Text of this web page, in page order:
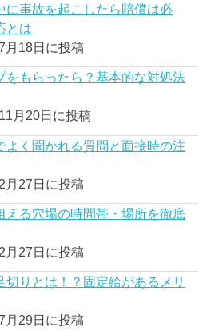
に事故を起こしたら賠償は必
とは
月18日に投稿
をもらったら？基本的な対処法
月20日に投稿
よく聞かれる質問と面接時の注
月27日に投稿
える穴場の時間帯・場所を徹底
月27日に投稿
切りとは！？固定給があるメリ
月29日に投稿